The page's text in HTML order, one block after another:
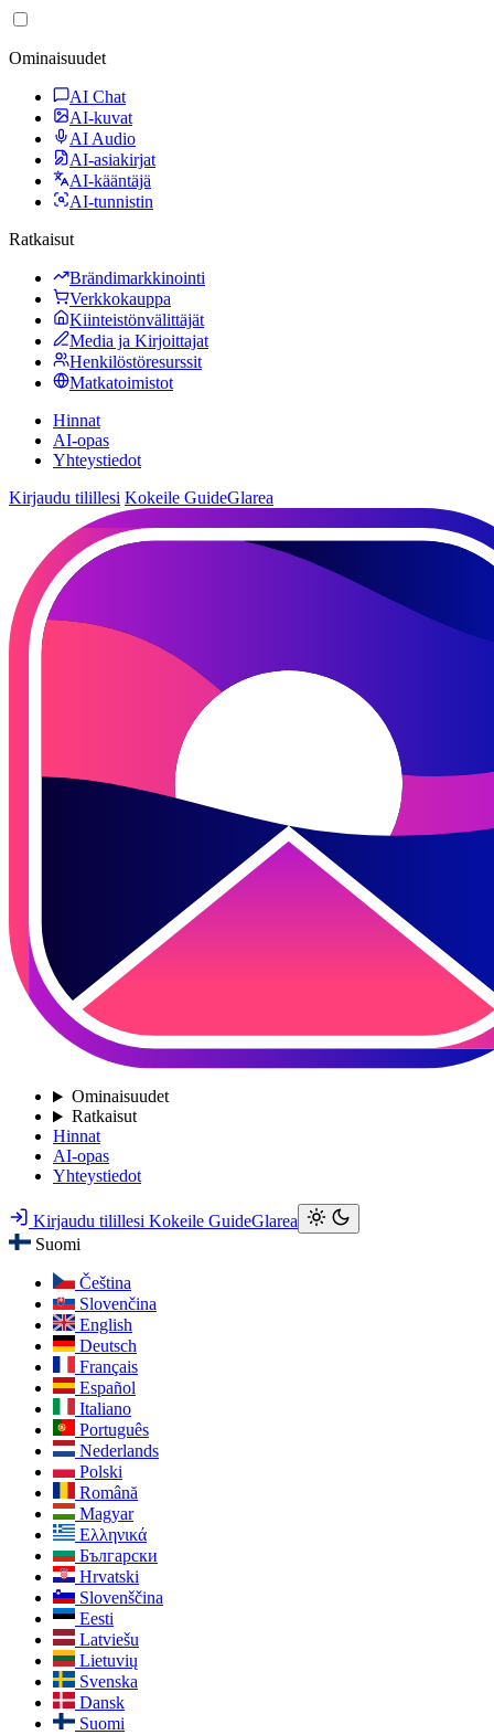
Ominaisuudet
AI Chat
AI-kuvat
AI Audio
AI-asiakirjat
AI-kääntäjä
AI-tunnistin
Ratkaisut
Brändimarkkinointi
Verkkokauppa
Kiinteistönvälittäjät
Media ja Kirjoittajat
Henkilöstöresurssit
Matkatoimistot
Hinnat
AI-opas
Yhteystiedot
Kirjaudu tilillesi Kokeile GuideGlarea
Ominaisuudet
Ratkaisut
Hinnat
AI-opas
Yhteystiedot
Kirjaudu tilillesi Kokeile GuideGlarea
Suomi
Čeština
Slovenčina
English
Deutsch
Français
Español
Italiano
Português
Nederlands
Polski
Română
Magyar
Ελληνικά
Български
Hrvatski
Slovenščina
Eesti
Latviešu
Lietuvių
Svenska
Dansk
Suomi